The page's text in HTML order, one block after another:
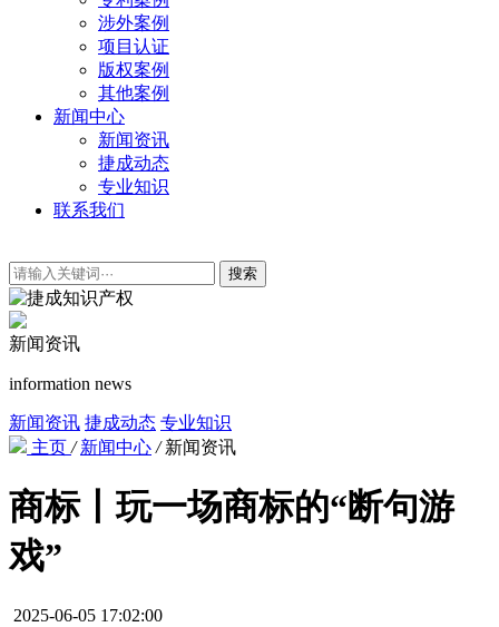
涉外案例
项目认证
版权案例
其他案例
新闻中心
新闻资讯
捷成动态
专业知识
联系我们
搜索
新闻资讯
information news
新闻资讯 捷成动态 专业知识
主页 / 新闻中心 / 新闻资讯
商标丨玩一场商标的“断句游
戏”
2025-06-05 17:02:00